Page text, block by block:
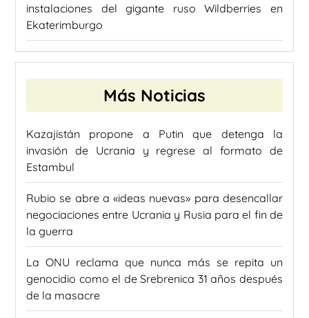
instalaciones del gigante ruso Wildberries en
Ekaterimburgo
Más Noticias
Kazajistán propone a Putin que detenga la
invasión de Ucrania y regrese al formato de
Estambul
Rubio se abre a «ideas nuevas» para desencallar
negociaciones entre Ucrania y Rusia para el fin de
la guerra
La ONU reclama que nunca más se repita un
genocidio como el de Srebrenica 31 años después
de la masacre